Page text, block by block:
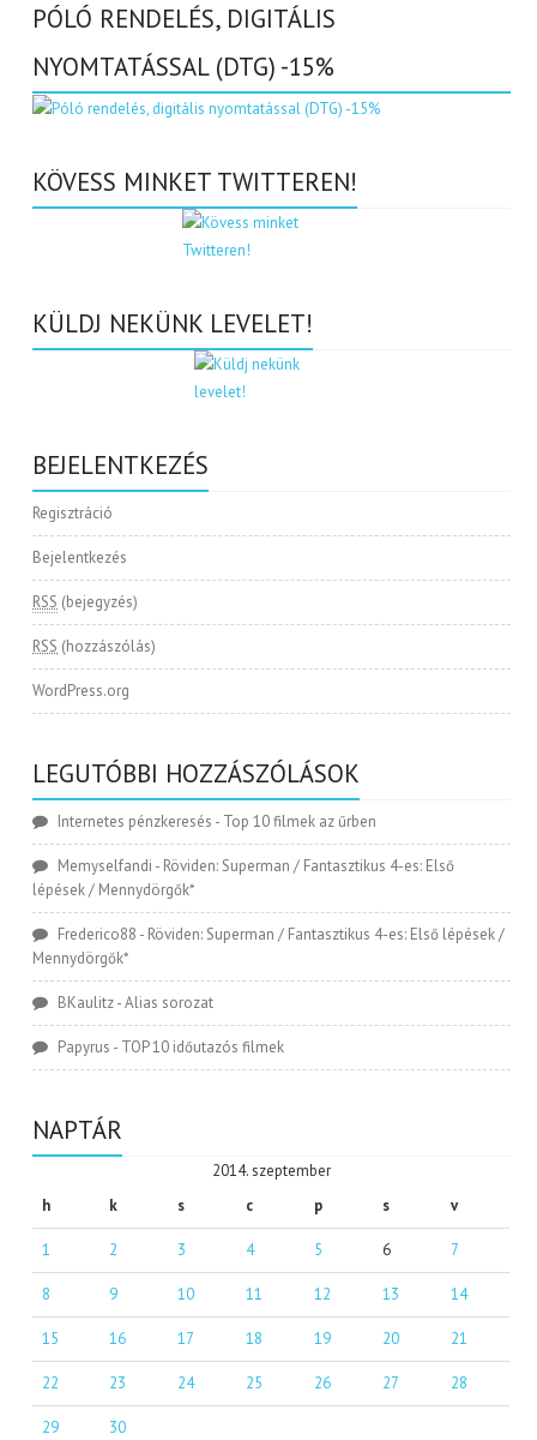
PÓLÓ RENDELÉS, DIGITÁLIS
NYOMTATÁSSAL (DTG) -15%
KÖVESS MINKET TWITTEREN!
KÜLDJ NEKÜNK LEVELET!
BEJELENTKEZÉS
Regisztráció
Bejelentkezés
RSS (bejegyzés)
RSS (hozzászólás)
WordPress.org
LEGUTÓBBI HOZZÁSZÓLÁSOK
Internetes pénzkeresés - Top 10 filmek az űrben
Memyselfandi - Röviden: Superman / Fantasztikus 4-es: Első
lépések / Mennydörgők*
Frederico88 - Röviden: Superman / Fantasztikus 4-es: Első lépések /
Mennydörgők*
BKaulitz-Alias sorozat
Papyrus - TOP 10 időutazós filmek
NAPTÁR
2014. szeptember
h
k s c p s v
1 2 3 4 5 6 7
8 9 10 11 12 13 14
15 16 17 18 19 20 21
22 23 24 25 26 27 28
29 30